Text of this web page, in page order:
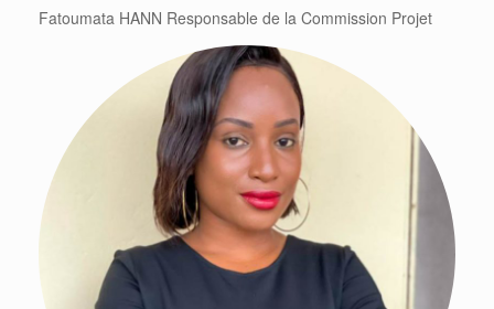
Fatoumata HANN Responsable de la Commission Projet